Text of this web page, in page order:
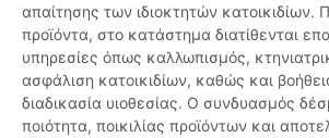
απαίτησης των ιδιοκτητών κατοικιδίων.
προϊόντα, στο κατάστημα διατίθενται
υπηρεσίες όπως καλλωπισμός,
ασφάλιση κατοικιδίων, καθώς και
διαδικασία υιοθεσίας. Ο συνδυασμός
ποιότητα, ποικιλίας προϊόντων και